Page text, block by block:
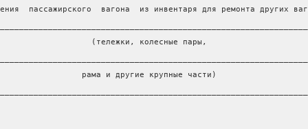
пассажирского  вагона  из инвентаря для ремонта других
(тележки, колесные пары,
рама и другие крупные части)